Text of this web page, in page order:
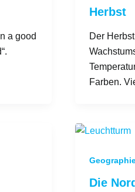
a good
Herbst
Der
Farben.
Die